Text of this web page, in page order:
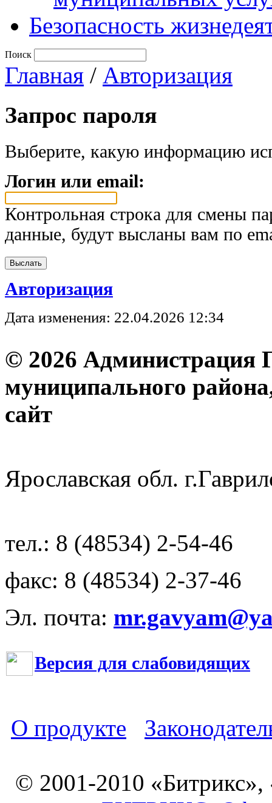
Безопасность
Поиск
Главная / Авторизация
Запрос пароля
Выберите, какую информацию
Логин или email:
Контрольная строка для смены
данные, будут высланы вам по
Авторизация
Дата изменения: 22.04.2026 12:34
© 2026 Администрация
муниципального
Ярославская обл.
тел.: 8 (48534) 2-54-46
факс: 8 (48534) 2-37-46
Эл. почта:
Версия для слабовидящих
О продукте
© 2001-2010 «Битрикс»,